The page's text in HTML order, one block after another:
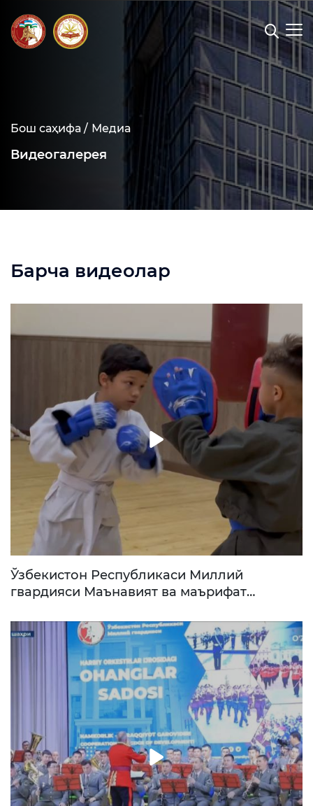
Бош саҳифа / Медиа
Видеогалерея
Барча видеолар
Ўзбекистон Республикаси Миллий
гвардияси Маънавият ва маърифат
қилади. Сизни малакали мураббийлар,
юқори сифатли ўқув заллари, янги
танишлар ва дўстлар кутмоқда. Қўшилинг!